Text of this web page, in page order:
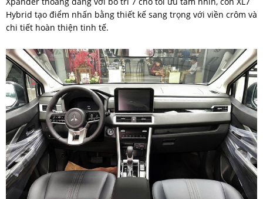
Hybrid tạo điểm nhấn bằng thiết kế sang trọng với viền crôm và
chi tiết hoàn thiện tinh tế.